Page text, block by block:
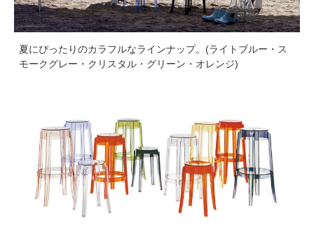
夏にぴったりのカラフルなラインナップ。(ライトブルー・ス
モークグレー・クリスタル・グリーン・オレンジ)